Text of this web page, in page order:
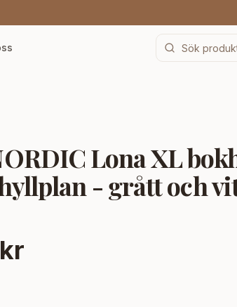
Lona XL
- grått och